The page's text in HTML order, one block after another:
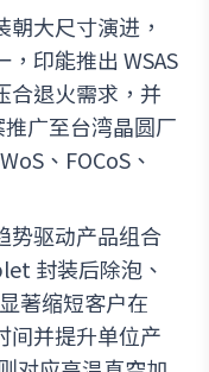
大尺寸演进，
印能推出 WSAS
合退火需求，并
推广至台湾晶圆厂
、FOCoS、
势驱动产品组合
封装后除泡、
著缩短客户在
间并提升单位产